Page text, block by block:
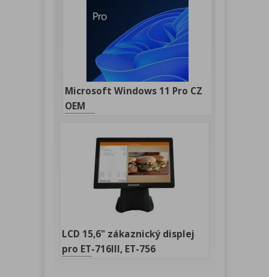
Microsoft Windows 11 Pro CZ
OEM
LCD 15,6" zákaznický displej
pro ET-716III, ET-756